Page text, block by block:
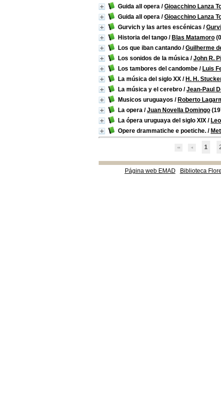
Guida all opera /Gioacchino Lanza
Guida all opera /Gioacchino Lanza
Gurvich y las artes escénicas /
Historia del tango / Blas Matamoro
Los que iban cantando /Guilherme
Los sonidos de la música /John R.
Los tambores del candombe / Luis
La música del siglo XX / H. H.
La música y el cerebro /Jean-Paul
Musicos uruguayos / Roberto
La opera /Juan Novella Domingo
La ópera uruguaya del siglo XIX /
Opere drammatiche e poetiche. /
1
Página web EMAD Biblioteca